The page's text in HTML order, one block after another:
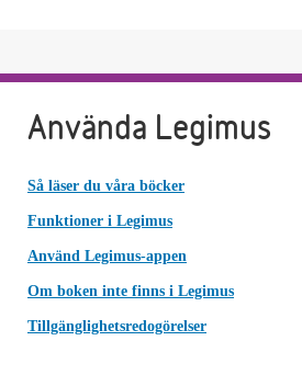
Använda Legimus
Så läser du våra böcker
Funktioner i Legimus
Använd Legimus-appen
Om boken inte finns i Legimus
Tillgänglighetsredogörelser